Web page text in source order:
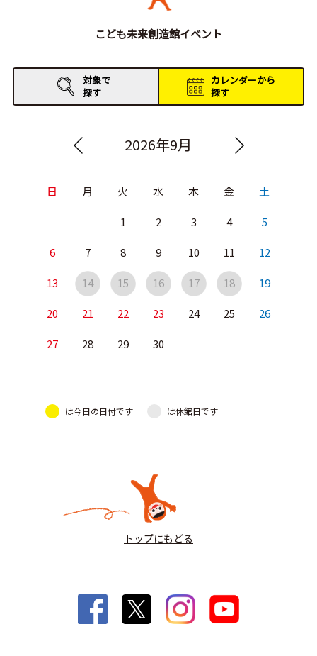
こども未来創造館イベント
対象で
探す
カレンダーから
探す
2026年9月
日 月 火 水 木 金 土
1 2 3 4 5
6 7 8 9 10 11 12
13 14 15 16 17 18 19
20 21 22 23 24 25 26
27 28 29 30
は今日の日付です は休館日です
トップにもどる